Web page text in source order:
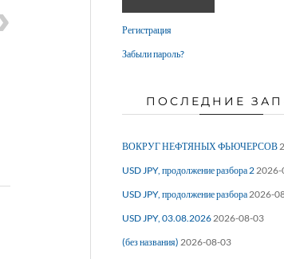
Регистрация
Забыли пароль?
ПОСЛЕДНИЕ
ВОКРУГ НЕФТЯНЫХ ФЬЮЧЕРСОВ
USD JPY, продолжение разбора 22026-
USD JPY, продолжение разбора2026-
USD JPY, 03.08.20262026-08-03
(без названия) 2026-08-03